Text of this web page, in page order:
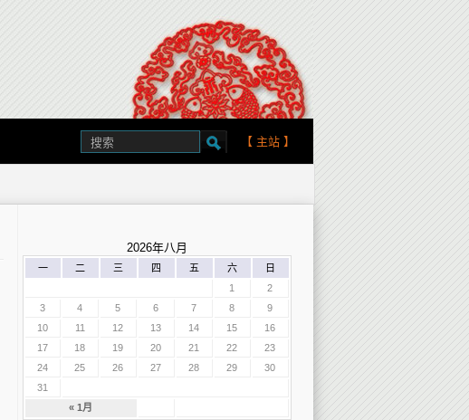
【 主站 】
2026年八月
一 二 三 四 五 六 日
« 1月
1
2
3
4 5 6 7 8
9
10
11 12 13 14 15
16
17
18 19 20 21 22
23
24
25 26 27 28 29
30
31